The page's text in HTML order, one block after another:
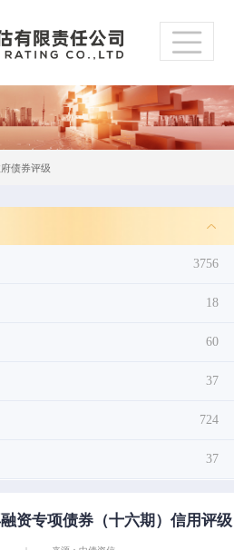
债券评级
3756
18
60
37
724
37
资专项债券（十六期）信用评级